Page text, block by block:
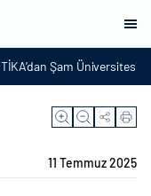
TİKA’dan Şam
11 Temmuz 2025